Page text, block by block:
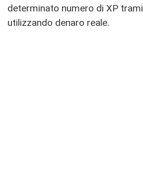
determinato numero di XP
utilizzando denaro reale.